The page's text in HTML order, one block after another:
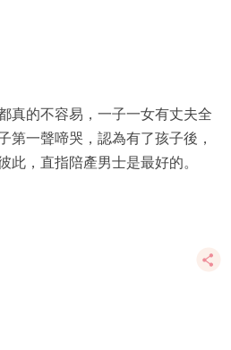
真的不容易，一子一女有丈夫全
第一聲啼哭，認為有了孩子後，
此，直指陪產男士是最好的。